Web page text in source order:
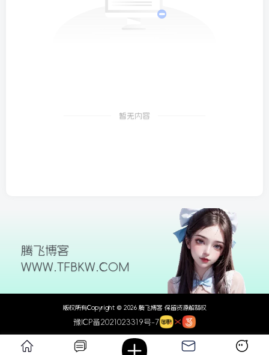
暂无内容
腾飞博客
WWW.TFBKW.COM
版权所有Copyright © 2026 腾飞博客 保留资源解释权
豫ICP备2021023319号-7